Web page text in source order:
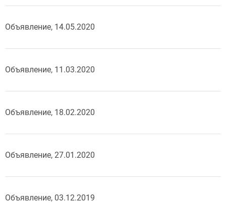
Объявление, 14.05.2020
Объявление, 11.03.2020
Объявление, 18.02.2020
Объявление, 27.01.2020
Объявление, 03.12.2019